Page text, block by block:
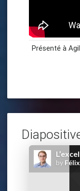
Présenté à